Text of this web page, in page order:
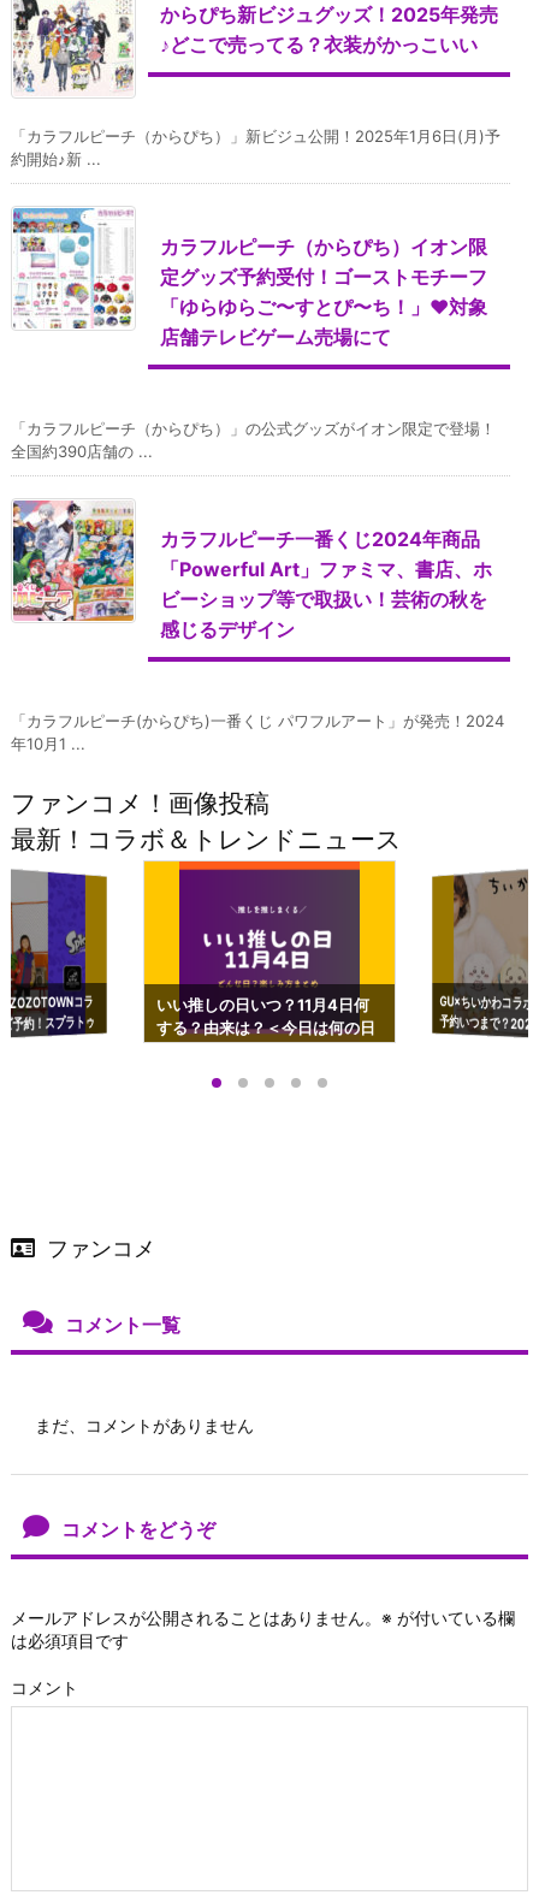
からぴち新ビジュグッズ！2025年発売
♪どこで売ってる？衣装がかっこいい
「カラフルピーチ（からぴち）」新ビジュ公開！2025年1月6日(月)予
約開始♪新 ...
カラフルピーチ（からぴち）イオン限
定グッズ予約受付！ゴーストモチーフ
「ゆらゆらご〜すとぴ〜ち！」♥対象
店舗テレビゲーム売場にて
「カラフルピーチ（からぴち）」の公式グッズがイオン限定で登場！
全国約390店舗の ...
カラフルピーチ一番くじ2024年商品
「Powerful Art」ファミマ、書店、ホ
ビーショップ等で取扱い！芸術の秋を
感じるデザイン
「カラフルピーチ(からぴち)一番くじ パワフルアート」が発売！2024
年10月1 ...
ファンコメ！画像投稿
最新！コラボ＆トレンドニュース
コラ
予約！スプラトゥ
ップも渋谷Hz
いい推しの日いつ？11月4日何
する？由来は？＜今日は何の日
GU×ちいかわコラ
予約いつまで？
ーチやショルダー
ファンコメ
コメント一覧
まだ、コメントがありません
コメントをどうぞ
メールアドレスが公開されることはありません。 ※ が付いている欄
は必須項目です
コメント